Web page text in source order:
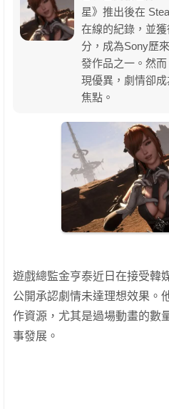
星》推出後在
在線的紀錄，並
分，成為Sony歷
發作品之一。然
現優異，劇情卻
焦點。
遊戲總監金亨泰近日在接受韓
公開承認劇情未達理想效果。
作資源，尤其是過場動畫的數
事發展。